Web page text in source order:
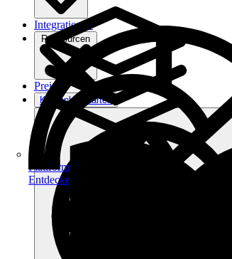
Plattform
Entdecke dein Potenzial auf filehub
Integrationen
Ressourcen
Preise
Kostenlos starten